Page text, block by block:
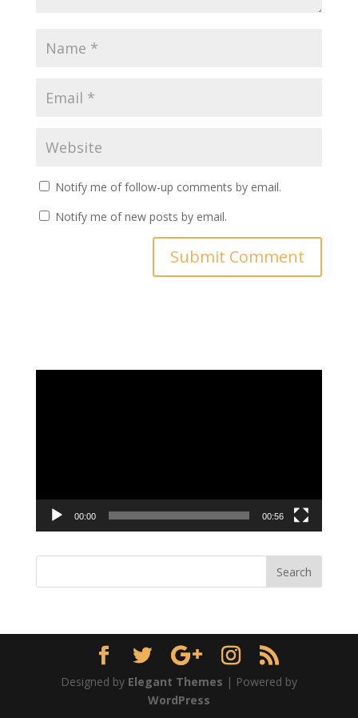
Notify me of follow-up comments by email.
Notify me of new posts by email.
00:00 00:56
Designed by Elegant Themes | Powered by
WordPress